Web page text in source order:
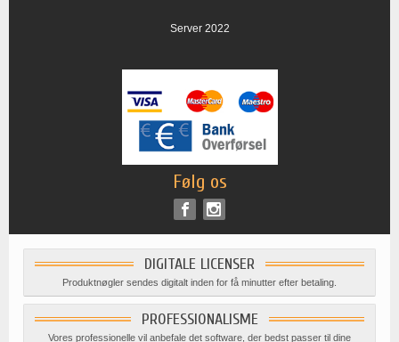
Server 2022
Følg os
DIGITALE LICENSER
Produktnøgler sendes digitalt inden for få minutter efter betaling.
PROFESSIONALISME
Vores professionelle vil anbefale det software, der bedst passer til dine